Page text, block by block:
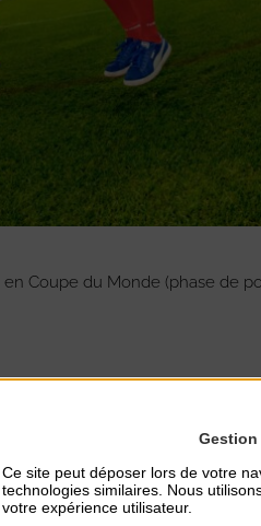
Coupe du Monde (phase de
Ce site peut déposer lors de votre
technologies similaires. Nous
votre expérience utilisateur.